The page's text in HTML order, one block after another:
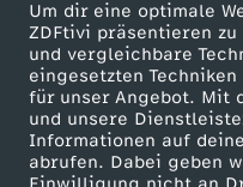
Um dir eine optimale
ZDFtivi präsentieren
und vergleichbare
eingesetzten
für unser Angebot. Mit
und unsere
Informationen auf
abrufen. Dabei geben
o
t
z
Mehr ZDF
ZDF-Apps